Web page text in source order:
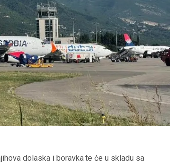
dolaska i boravka te će u skladu sa